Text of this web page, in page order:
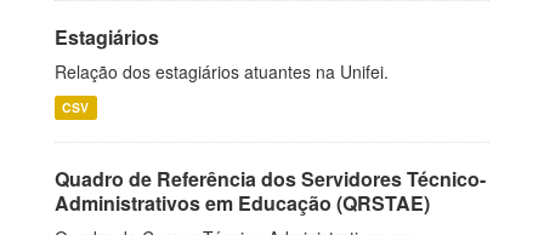
Estagiários
Relação dos estagiários atuantes na Unifei.
CSV
Quadro de Referência dos Servidores Técnico-
Administrativos em Educação (QRSTAE)